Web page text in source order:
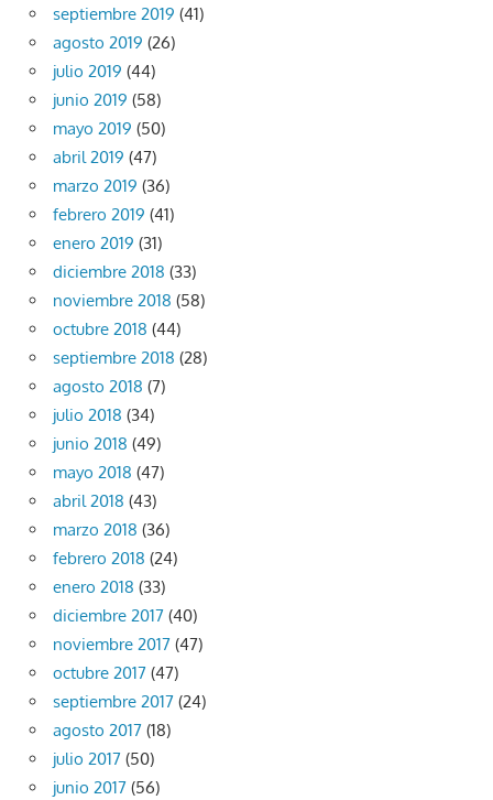
septiembre 2019 (41)
agosto 2019 (26)
julio 2019 (44)
junio 2019 (58)
mayo 2019 (50)
abril 2019 (47)
marzo 2019 (36)
febrero 2019 (41)
enero 2019 (31)
diciembre 2018 (33)
noviembre 2018 (58)
octubre 2018 (44)
septiembre 2018 (28)
agosto 2018 (7)
julio 2018 (34)
junio 2018 (49)
mayo 2018 (47)
abril 2018 (43)
marzo 2018 (36)
febrero 2018 (24)
enero 2018 (33)
diciembre 2017 (40)
noviembre 2017 (47)
octubre 2017 (47)
septiembre 2017 (24)
agosto 2017 (18)
julio 2017 (50)
junio 2017 (56)